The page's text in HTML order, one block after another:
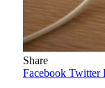
Share
Facebook Twitter